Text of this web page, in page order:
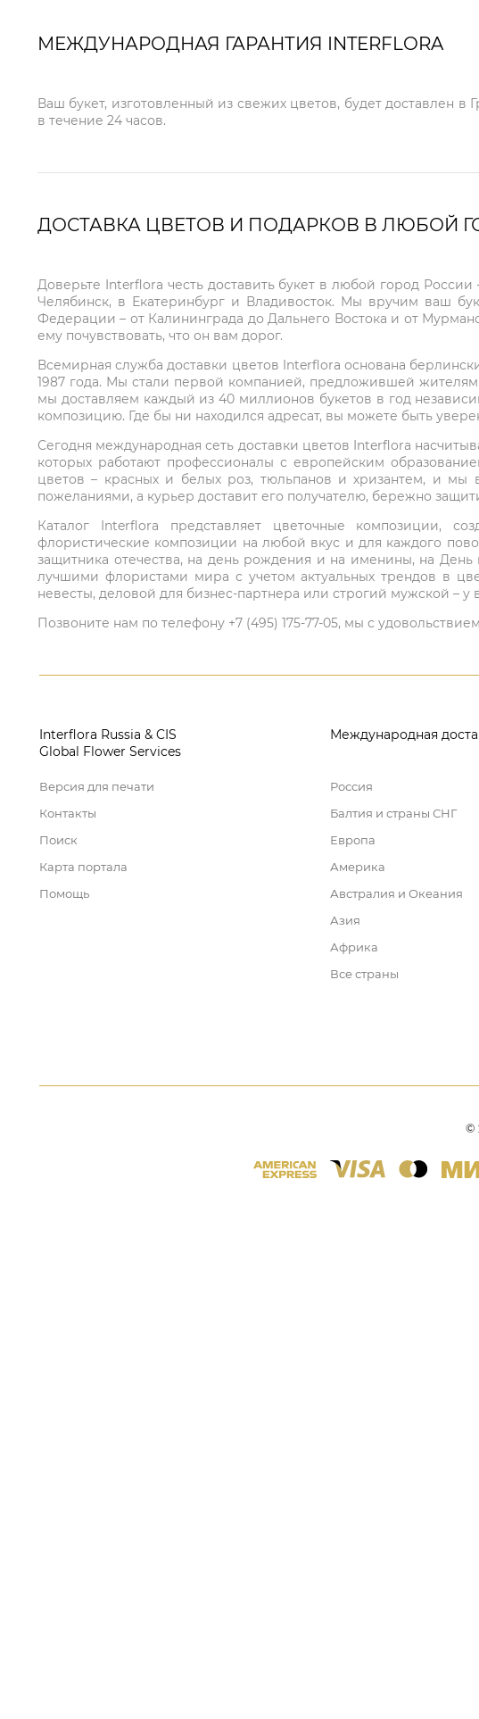
МЕЖДУНАРОДНАЯ ГАРАНТИЯ INTERFLORA
Ваш букет, изготовленный из свежих цветов, будет доставлен
в течение 24 часов.
ДОСТАВКА ЦВЕТОВ И ПОДАРКОВ В ЛЮБОЙ
Доверьте Interflora честь доставить букет в любой город
Челябинск, в Екатеринбург и Владивосток. Мы вручим ваш
Федерации – от Калининграда до Дальнего Востока и от
ему почувствовать, что он вам дорог.
Всемирная служба доставки цветов Interflora основана
1987 года. Мы стали первой компанией, предложившей
мы доставляем каждый из 40 миллионов букетов в год
композицию. Где бы ни находился адресат, вы можете быть
Сегодня международная сеть доставки цветов Interflora
которых работают профессионалы с европейским
цветов – красных и белых роз, тюльпанов и хризантем, и
пожеланиями, а курьер доставит его получателю, бережно
Каталог Interflora представляет цветочные композиции,
флористические композиции на любой вкус и для каждого
защитника отечества, на день рождения и на именины, на
лучшими флористами мира с учетом актуальных трендов в
невесты, деловой для бизнес-партнера или строгий мужской –
Позвоните нам по телефону +7 (495) 175-77-05, мы с
Interflora Russia & CIS
Global Flower Services
Версия для печати
Контакты
Поиск
Карта портала
Помощь
Международная
Россия
Балтия и страны СНГ
Европа
Америка
Австралия и Океания
Азия
Африка
Все страны
©